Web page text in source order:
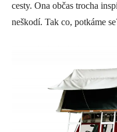
cesty. Ona občas trocha
neškodí. Tak co, potkáme